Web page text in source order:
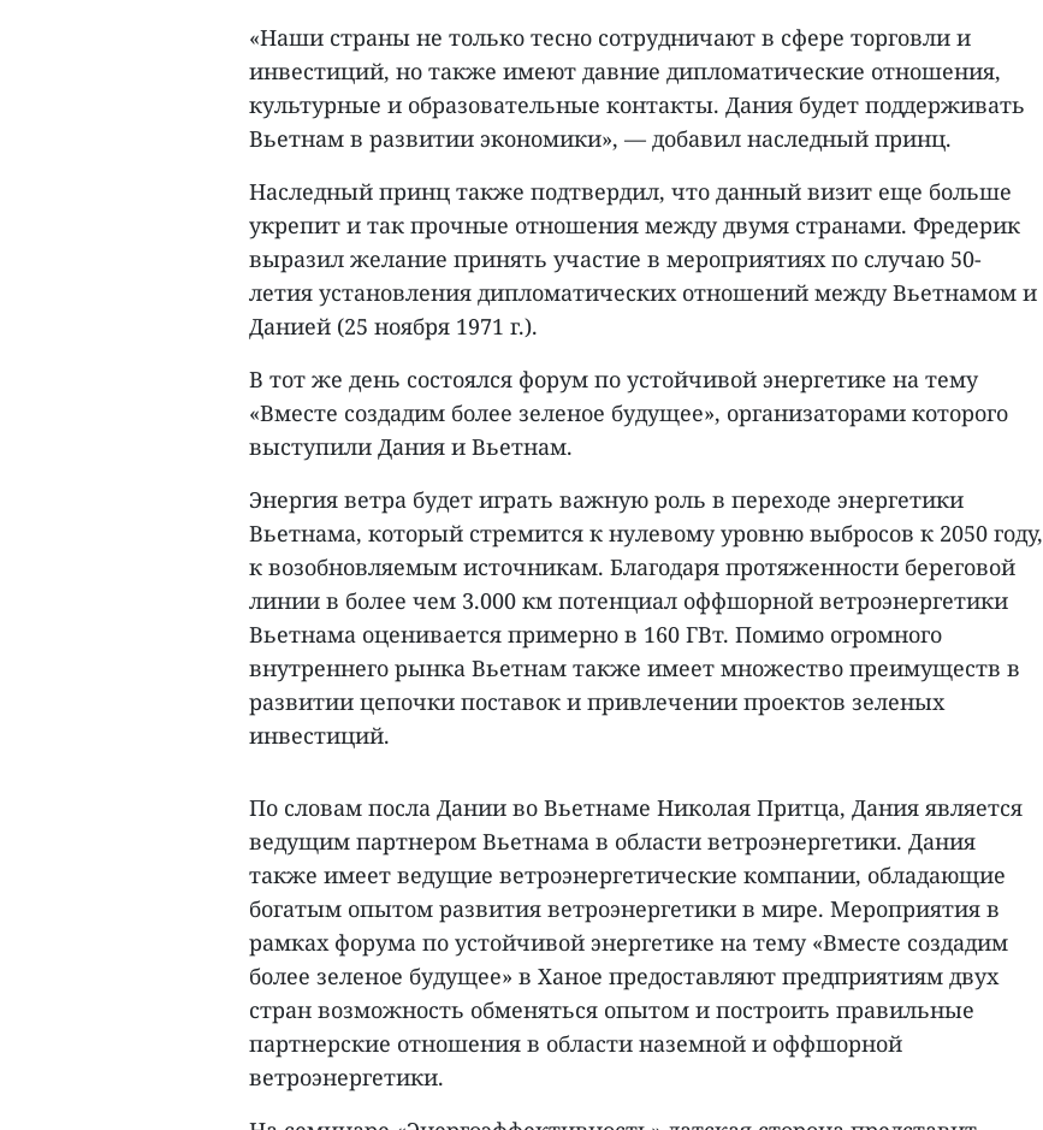
«Наши страны не только тесно сотрудничают в сфере торговли и
инвестиций, но также имеют давние дипломатические отношения,
культурные и образовательные контакты. Дания будет поддерживать
Вьетнам в развитии экономики», — добавил наследный принц.
Наследный принц также подтвердил, что данный визит еще больше
укрепит и так прочные отношения между двумя странами. Фредерик
выразил желание принять участие в мероприятиях по случаю 50-
летия установления дипломатических отношений между Вьетнамом и
Данией (25 ноября 1971 г.).
В тот же день состоялся форум по устойчивой энергетике на тему
«Вместе создадим более зеленое будущее», организаторами которого
выступили Дания и Вьетнам.
Энергия ветра будет играть важную роль в переходе энергетики
Вьетнама, который стремится к нулевому уровню выбросов к 2050 году,
к возобновляемым источникам. Благодаря протяженности береговой
линии в более чем 3.000 км потенциал оффшорной ветроэнергетики
Вьетнама оценивается примерно в 160 ГВт. Помимо огромного
внутреннего рынка Вьетнам также имеет множество преимуществ в
развитии цепочки поставок и привлечении проектов зеленых
инвестиций.
По словам посла Дании во Вьетнаме Николая Притца, Дания является
ведущим партнером Вьетнама в области ветроэнергетики. Дания
также имеет ведущие ветроэнергетические компании, обладающие
богатым опытом развития ветроэнергетики в мире. Мероприятия в
рамках форума по устойчивой энергетике на тему «Вместе создадим
более зеленое будущее» в Ханое предоставляют предприятиям двух
стран возможность обменяться опытом и построить правильные
партнерские отношения в области наземной и оффшорной
ветроэнергетики.